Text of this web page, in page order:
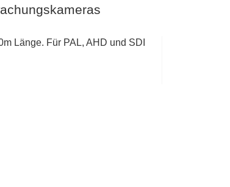
Länge. Für PAL, AHD und SDI